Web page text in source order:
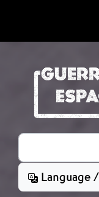
Rechercher
Language